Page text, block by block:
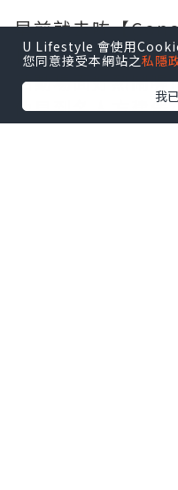
早前就去咗【
日月星辰】Soft
活動場面好熱鬧喔
仲見到名人方建
U Lifestyle 會使用
您同意接受本網站之私隱
我